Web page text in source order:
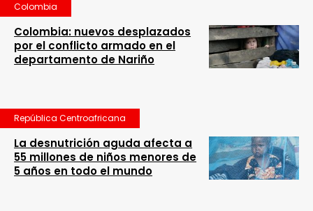
Colombia
Colombia: nuevos desplazados
por el conflicto armado en el
departamento de Nariño
República Centroafricana
La desnutrición aguda afecta a
55 millones de niños menores de
5 años en todo el mundo